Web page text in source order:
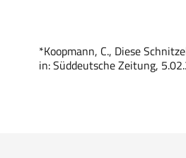
*Koopmann, C., Diese
in: Süddeutsche Zeitung,